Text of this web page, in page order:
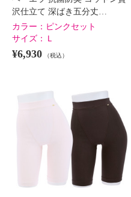
ヘ・エラ 抗菌防臭 コットン贅沢
仕立て 深ばき五分丈ショーツ ２
枚セット
¥0
沢仕立て 深ばき五分丈…
カラー： ピンクセット
サイズ：
Ｌ
¥6,930 （税込）